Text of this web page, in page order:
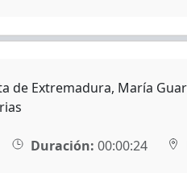
de Extremadura, María
Duración: 00:00:24